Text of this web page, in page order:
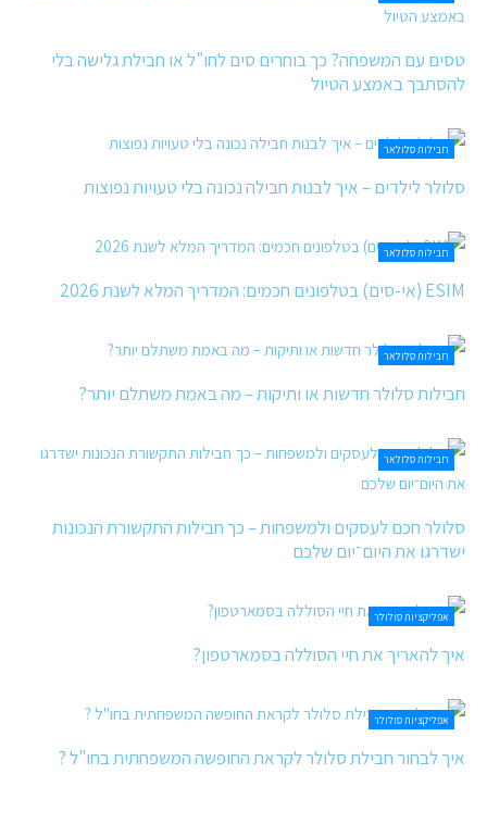
טסים עם המשפחה? כך בוחרים סים לחו"ל או חבילת גלישה בלי
להסתבך באמצע הטיול
חבילות סלולאר
סלולר לילדים – איך לבנות חבילה נכונה בלי טעויות נפוצות
חבילות סלולאר
ESIM (אי-סים) בטלפונים חכמים: המדריך המלא לשנת 2026
חבילות סלולאר
חבילות סלולר חדשות או ותיקות – מה באמת משתלם יותר?
חבילות סלולאר
סלולר חכם לעסקים ולמשפחות – כך חבילות התקשורת הנכונות
ישדרגו את היום־יום שלכם
אפליקציות סולולר
איך להאריך את חיי הסוללה בסמארטפון?
אפליקציות סולולר
איך לבחור חבילת סלולר לקראת החופשה המשפחתית בחו"ל ?